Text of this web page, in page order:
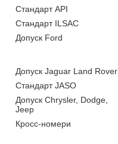
Стандарт API
Стандарт ILSAC
Допуск Ford
Допуск Jaguar Land Rover
Стандарт JASO
Допуск Chrysler, Dodge,
Jeep
Кросс-номери